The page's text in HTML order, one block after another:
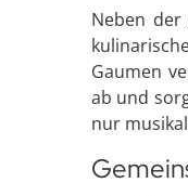
Neben
Gaumen
ab und
nur